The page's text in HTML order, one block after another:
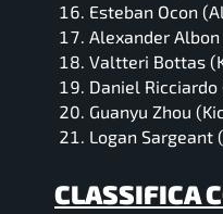
Esteban Ocon
Alexander
Valtteri Bottas
Daniel
Guanyu Zhou
Logan Sargeant
CLASSIFICA